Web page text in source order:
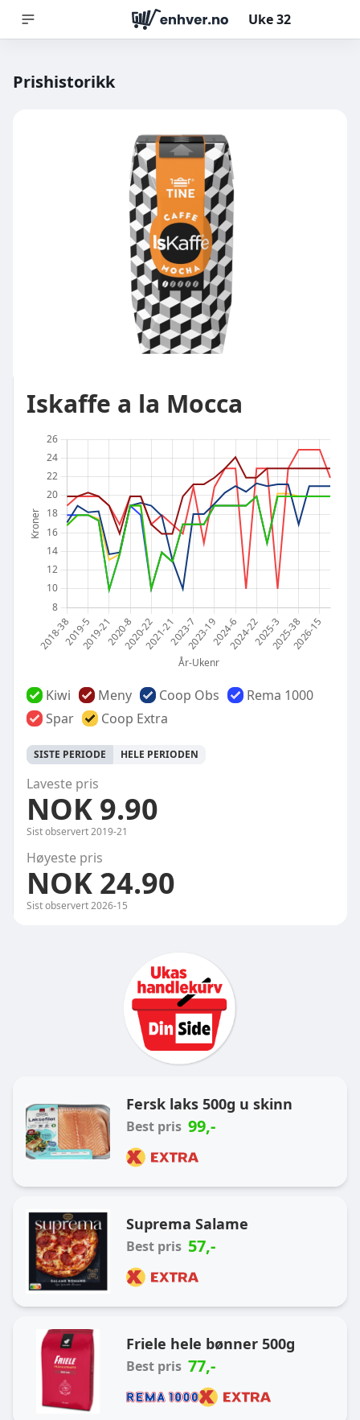
Uke32
Prishistorikk
Iskaffe a la Mocca
Kiwi Meny Coop Obs
Rema 1000
Spar
Coop Extra
SISTE PERIODE HELE PERIODEN
Laveste pris
NOK 9.90
Sist observert2019-21
Høyeste pris
NOK 24.90
Sist observert2026-15
Fersk laks 500g u skinn
Best pris 99,-
Suprema Salame
Best pris 57,-
Friele hele bønner 500g
Best pris 77,-